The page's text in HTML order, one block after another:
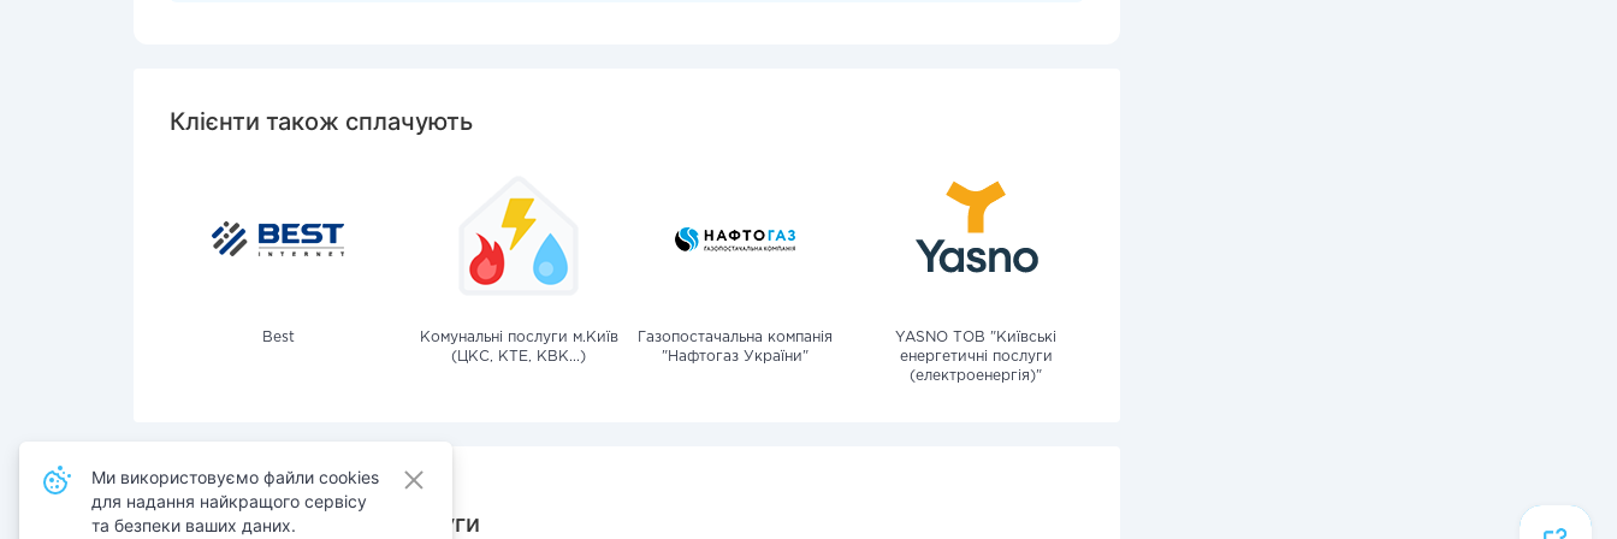
Клієнти також сплачують
Best
Комунальні послуги м.Київ
(ЦКС, КТЕ, КВК...)
Газопостачальна компанія
"Нафтогаз України"
YASNO ТОВ "Київські
енергетичні послуги
(електроенергія)"
Також сплачують послуги
Ми використовуємо файли cookies
для надання найкращого сервісу
та безпеки ваших даних.